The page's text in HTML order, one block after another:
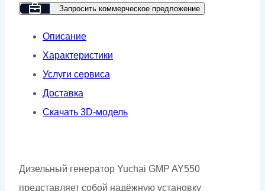
GMP
Запросить коммерческое предложение
Описание
Характеристики
Услуги сервиса
Доставка
Скачать 3D-модель
Дизельный генератор Yuchai GMP AY550
представляет собой надёжную установку